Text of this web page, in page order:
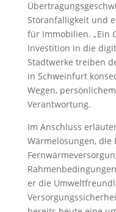
Störanfälligkeit und
für Immobilien. „Ein
Investition in die
Stadtwerke treiben
in Schweinfurt
Wegen,
Verantwortung.
Im Anschluss
Wärmelösungen, die
er die